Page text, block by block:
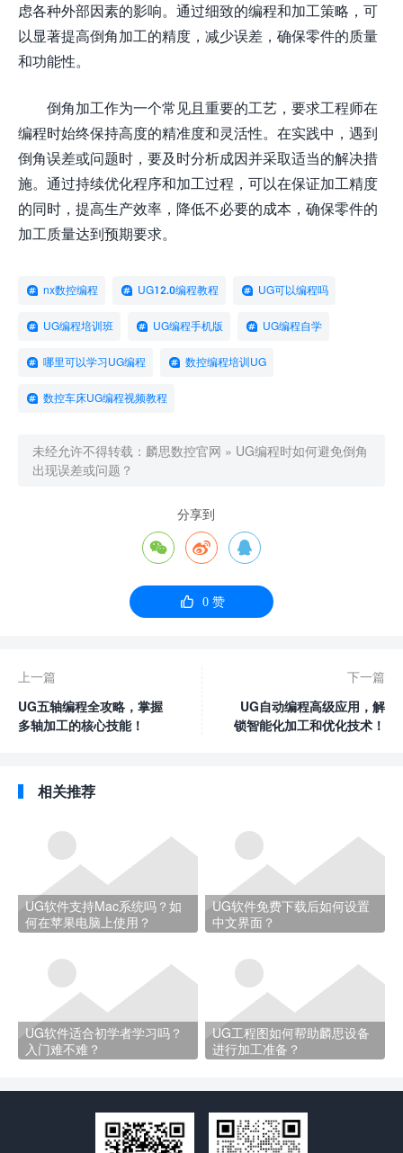
虑各种外部因素的影响。通过细致的编程和加工策略，可
以显著提高倒角加工的精度，减少误差，确保零件的质量
和功能性。
倒角加工作为一个常见且重要的工艺，要求工程师在
编程时始终保持高度的精准度和灵活性。在实践中，遇到
倒角误差或问题时，要及时分析成因并采取适当的解决措
施。通过持续优化程序和加工过程，可以在保证加工精度
的同时，提高生产效率，降低不必要的成本，确保零件的
加工质量达到预期要求。
nx数控编程 UG12.0编程教程 UG可以编程吗
UG编程培训班 UG编程手机版 UG编程自学
哪里可以学习UG编程 数控编程培训UG
数控车床UG编程视频教程
未经允许不得转载： 麟思数控官网 » UG编程时如何避免倒角
出现误差或问题？
分享到
  
 0赞
上一篇
UG五轴编程全攻略，掌握
多轴加工的核心技能！
下一篇
UG自动编程高级应用，解
锁智能化加工和优化技术！
相关推荐
UG软件支持Mac系统吗？如
何在苹果电脑上使用？
UG软件免费下载后如何设置
中文界面？
UG软件适合初学者学习吗？
入门难不难？
UG工程图如何帮助麟思设备
进行加工准备？